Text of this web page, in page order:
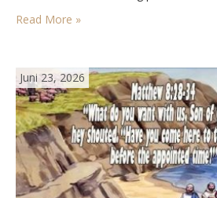
dapat juga berbicara tentang perkara
Read More »
Juni 23, 2026